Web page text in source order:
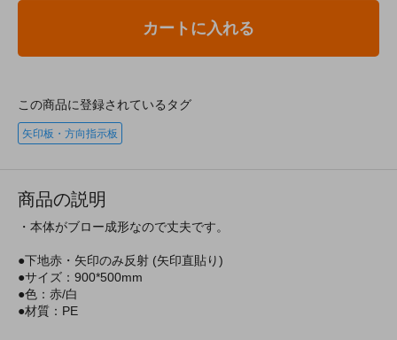
カートに入れる
この商品に登録されているタグ
矢印板・方向指示板
商品の説明
・本体がブロー成形なので丈夫です。
●下地赤・矢印のみ反射 (矢印直貼り)
●サイズ：900*500mm
●色：赤/白
●材質：PE